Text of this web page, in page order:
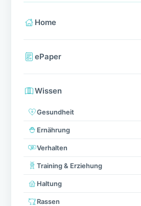
Home
ePaper
Wissen
Gesundheit
Ernährung
Verhalten
Training & Erziehung
Haltung
Rassen